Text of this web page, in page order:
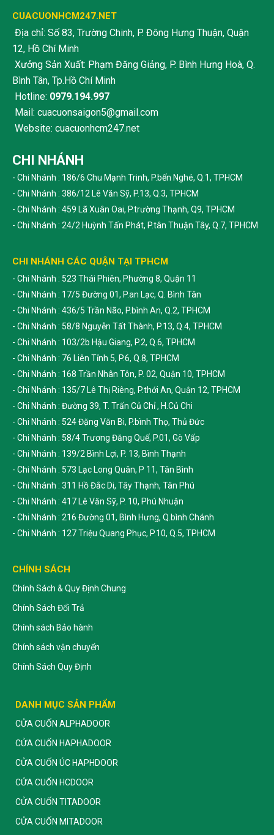
CUACUONHCM247.NET
Địa chỉ: Số 83, Trường Chinh, P. Đông Hưng Thuận, Quận
12, Hồ Chí Minh
Xưởng Sản Xuất: Phạm Đăng Giảng, P. Bình Hưng Hoà, Q.
Bình Tân, Tp.Hồ Chí Minh
Hotline: 0979.194.997
Mail: cuacuonsaigon5@gmail.com
Website: cuacuonhcm247.net
CHI NHÁNH
- Chi Nhánh : 186/6 Chu Mạnh Trinh, P.bến Nghé, Q.1, TPHCM
- Chi Nhánh : 386/12 Lê Văn Sỹ, P.13, Q.3, TPHCM
- Chi Nhánh : 459 Lã Xuân Oai, P.trường Thạnh, Q9, TPHCM
- Chi Nhánh : 24/2 Huỳnh Tấn Phát, P.tân Thuận Tây, Q.7, TPHCM
CHI NHÁNH CÁC QUẬN TẠI TPHCM
- Chi Nhánh : 523 Thái Phiên, Phường 8, Quận 11
- Chi Nhánh : 17/5 Đường 01, P.an Lạc, Q. Bình Tân
- Chi Nhánh : 436/5 Trần Não, P.bình An, Q.2, TPHCM
- Chi Nhánh : 58/8 Nguyễn Tất Thành, P.13, Q.4, TPHCM
- Chi Nhánh : 103/2b Hậu Giang, P.2, Q.6, TPHCM
- Chi Nhánh : 76 Liên Tỉnh 5, P.6, Q.8, TPHCM
- Chi Nhánh : 168 Trần Nhân Tôn, P. 02, Quận 10, TPHCM
- Chi Nhánh : 135/7 Lê Thị Riêng, P.thới An, Quận 12, TPHCM
- Chi Nhánh : Đường 39, T. Trấn Củ Chỉ , H.Củ Chi
- Chi Nhánh : 524 Đặng Văn Bi, P.bình Thọ, Thủ Đức
- Chi Nhánh : 58/4 Trương Đăng Quế, P.01, Gò Vấp
- Chi Nhánh : 139/2 Bình Lợi, P. 13, Bình Thạnh
- Chi Nhánh : 573 Lạc Long Quân, P 11, Tân Bình
- Chi Nhánh : 311 Hồ Đắc Di, Tây Thạnh, Tân Phú
- Chi Nhánh : 417 Lê Văn Sỹ, P. 10, Phú Nhuận
- Chi Nhánh : 216 Đường 01, Bình Hưng, Q.bình Chánh
- Chi Nhánh : 127 Triệu Quang Phục, P.10, Q.5, TPHCM
CHÍNH SÁCH
Chính Sách & Quy Định Chung
Chính Sách Đổi Trả
Chính sách Bảo hành
Chính sách vận chuyển
Chính Sách Quy Định
DANH MỤC SẢN PHẨM
CỬA CUỐN ALPHADOOR
CỬA CUỐN HAPHADOOR
CỬA CUỐN ÚC HAPHDOOR
CỬA CUỐN HCDOOR
CỬA CUỐN TITADOOR
CỬA CUỐN MITADOOR